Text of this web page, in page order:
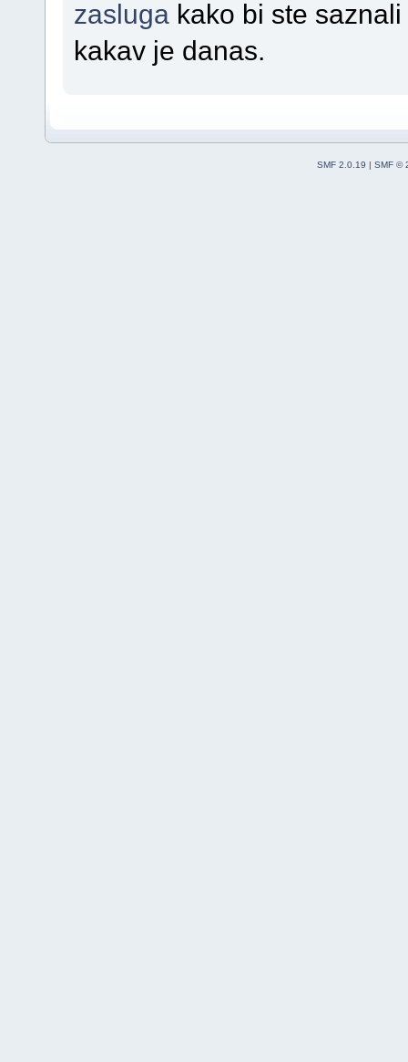
zasluga kako bi ste
kakav je danas.
SMF 2.0.19 | SMF ©